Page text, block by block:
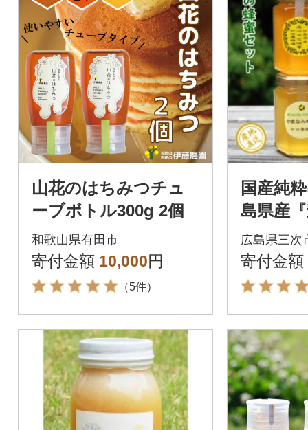
山花のはちみつチュ
ーブボトル300g 2個
和歌山県有田市
寄付金額 10,000円
（5件）
国産純
島県産
ト
広島県三次
寄付金額